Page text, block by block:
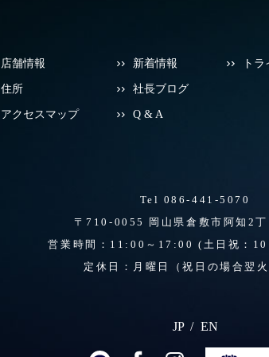
店舗情報
住所
アクセスマップ
新着情報
社長ブログ
Q & A
ト
Tel 086-441-5070
〒710-0055 岡山県倉敷市阿知2
営業時間：11:00～17:00 (土日祝：
定休日：月曜日（祝日の場合翌火
JP EN